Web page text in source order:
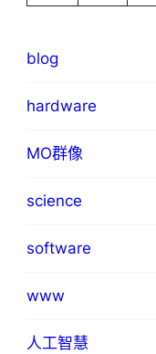
blog
hardware
MO群像
science
software
www
人工智慧